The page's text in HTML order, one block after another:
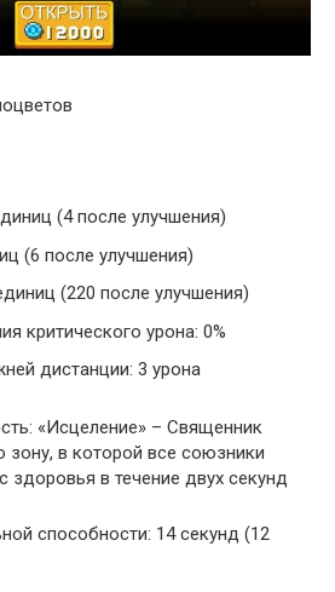
(4 после улучшения)
(6 после улучшения)
(220 после улучшения)
критического урона: 0%
дистанции: 3 урона
«Исцеление» – Священник
зону, в которой все союзники
здоровья в течение двух секунд
способности: 14 секунд (12